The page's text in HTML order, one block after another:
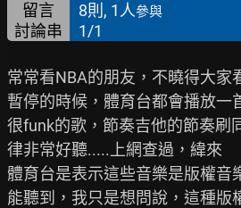
留言
8則, 1人參與
討論串 1/1
常常看NBA的朋友，不曉得大家
暫停的時候，體育台都會播放一
很funk的歌，節奏吉他的節奏刷
律非常好聽.....上網查過，緯來
體育台是表示這些音樂是版權音
能聽到，我只是想問說，這種版